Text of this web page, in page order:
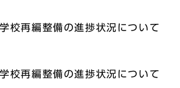
校再編整備の進捗状況について
校再編整備の進捗状況について